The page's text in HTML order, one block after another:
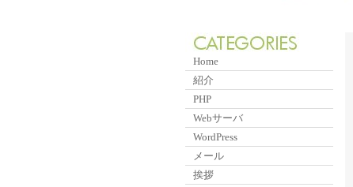
Home
紹介
PHP
Webサーバ
WordPress
メール
挨拶